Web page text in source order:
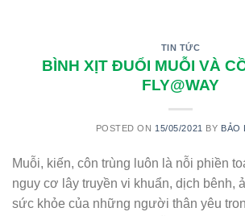
TIN TỨC
BÌNH XỊT ĐUỔI MUỖI VÀ
FLY@WAY
POSTED ON 15/05/2021 BY BẢO
Muỗi, kiến, côn trùng luôn là nỗi phiền
nguy cơ lây truyền vi khuẩn, dịch bênh,
sức khỏe của những người thân yêu